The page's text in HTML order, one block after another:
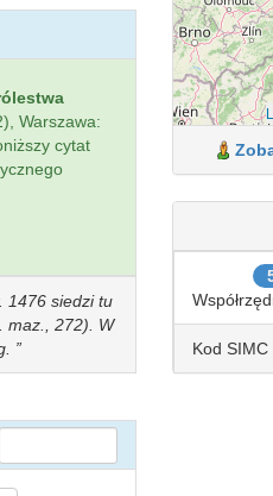
Warszawa:
cytat
1476 siedzi tu
maz., 272). W
Kod SIMC